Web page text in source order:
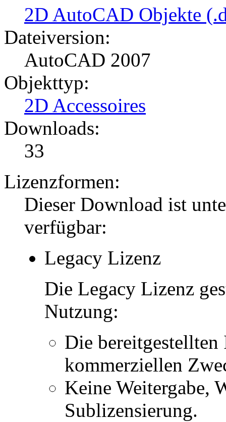
2D AutoCAD Objekte
Dateiversion:
AutoCAD 2007
Objekttyp:
2D Accessoires
Downloads:
33
Lizenzformen:
Dieser Download ist
verfügbar:
Legacy Lizenz
Die Legacy Lizenz
Nutzung:
Die
kommerziellen
Keine Weitergabe,
Sublizensierung.